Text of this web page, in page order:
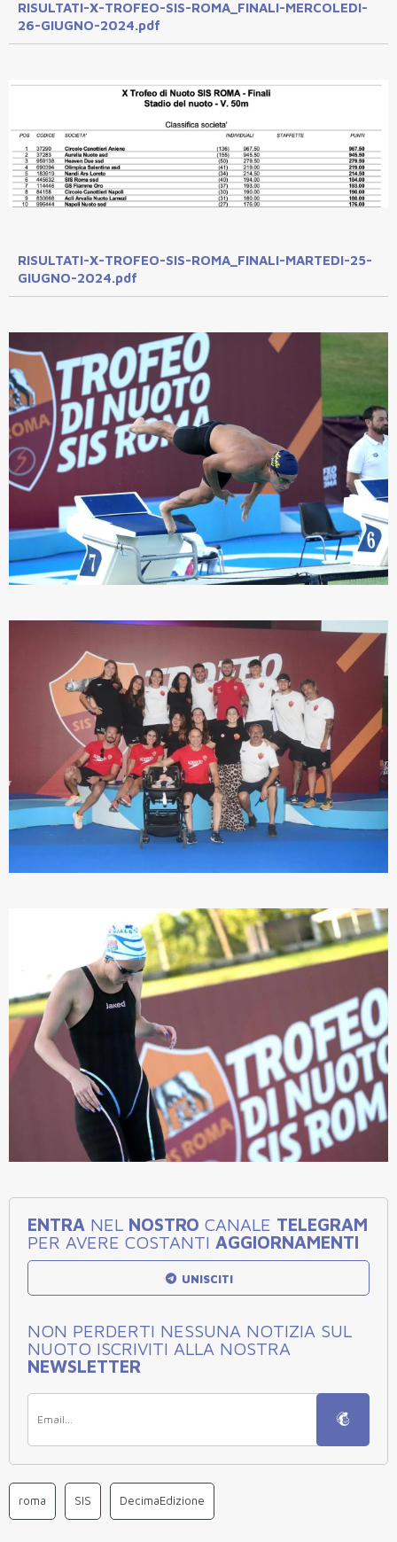
RISULTATI-X-TROFEO-SIS-ROMA_FINALI-MERCOLEDI-
26-GIUGNO-2024.pdf
RISULTATI-X-TROFEO-SIS-ROMA_FINALI-MARTEDI-25-
GIUGNO-2024.pdf
ENTRA NEL NOSTRO CANALE TELEGRAM
PER AVERE COSTANTI AGGIORNAMENTI
UNISCITI
NON PERDERTI NESSUNA NOTIZIA SUL
NUOTO ISCRIVITI ALLA NOSTRA
NEWSLETTER
roma SIS DecimaEdizione